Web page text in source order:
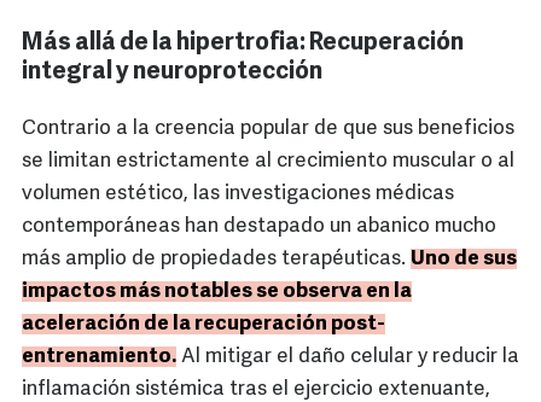
Más allá de la hipertrofia: Recuperación
integral y neuroprotección
Contrario a la creencia popular de que sus beneficios
se limitan estrictamente al crecimiento muscular o al
volumen estético, las investigaciones médicas
contemporáneas han destapado un abanico mucho
más amplio de propiedades terapéuticas. Uno de sus
impactos más notables se observa en la
aceleración de la recuperación post-
entrenamiento. Al mitigar el daño celular y reducir la
inflamación sistémica tras el ejercicio extenuante,